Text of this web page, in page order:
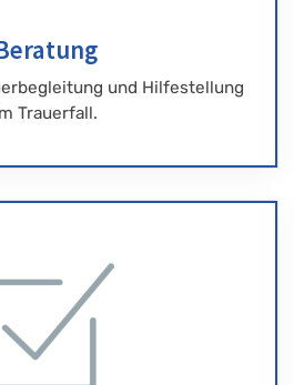
und Hilfestellung
Trauerfall.